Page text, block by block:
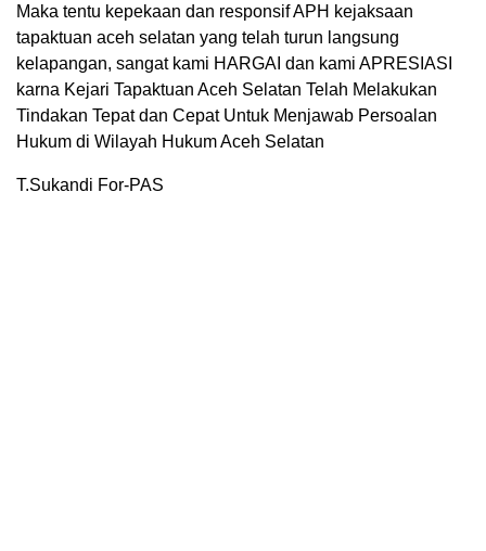
Maka tentu kepekaan dan responsif APH kejaksaan
tapaktuan aceh selatan yang telah turun langsung
kelapangan, sangat kami HARGAI dan kami APRESIASI
karna Kejari Tapaktuan Aceh Selatan Telah Melakukan
Tindakan Tepat dan Cepat Untuk Menjawab Persoalan
Hukum di Wilayah Hukum Aceh Selatan
T.Sukandi For-PAS